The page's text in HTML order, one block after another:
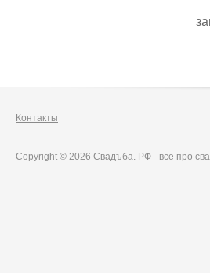
Контакты
Copyright © 2026 Свадъба. РФ - все про